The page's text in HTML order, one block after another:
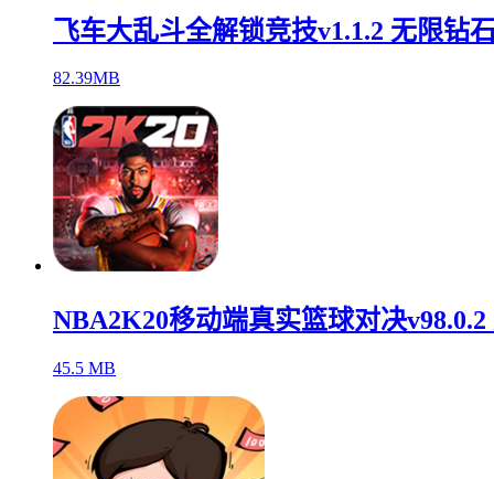
飞车大乱斗全解锁竞技v1.1.2 无限钻
82.39MB
NBA2K20移动端真实篮球对决
45.5 MB